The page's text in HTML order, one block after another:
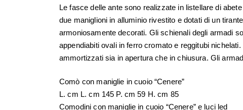
Le fasce delle ante sono realizzate in listellare di
due maniglioni in alluminio rivestito e dotati di un
armoniosamente decorati. Gli schienali degli armadi
appendiabiti ovali in ferro cromato e reggitubi
ammortizzati sia in apertura che in chiusura. Gli
Comò con maniglie in cuoio “Cenere”
L. cm L. cm 145 P. cm 59 H. cm 85
Comodini con maniglie in cuoio “Cenere” e luci led